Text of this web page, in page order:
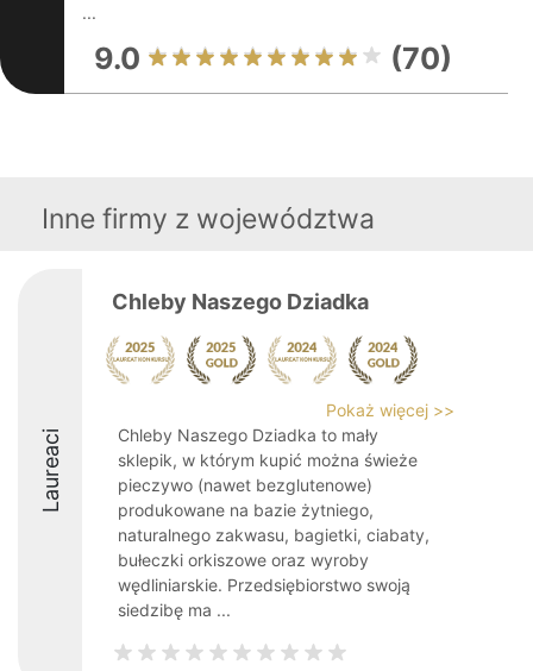
...
9.0 (70)
Inne firmy z województwa
Laureaci
Chleby Naszego Dziadka
Pokaż więcej >>
Chleby Naszego Dziadka to mały
sklepik, w którym kupić można świeże
pieczywo (nawet bezglutenowe)
produkowane na bazie żytniego,
naturalnego zakwasu, bagietki, ciabaty,
bułeczki orkiszowe oraz wyroby
wędliniarskie. Przedsiębiorstwo swoją
siedzibę ma ...